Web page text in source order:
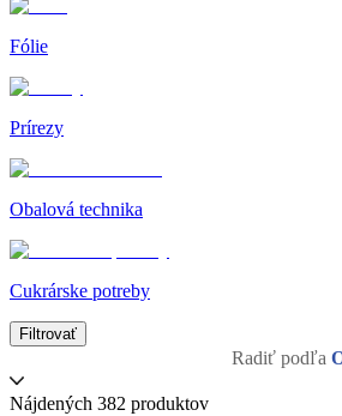
Fólie
Prírezy
Obalová technika
Cukrárske potreby
Filtrovať
Radiť podľa
Nájdených 382 produktov